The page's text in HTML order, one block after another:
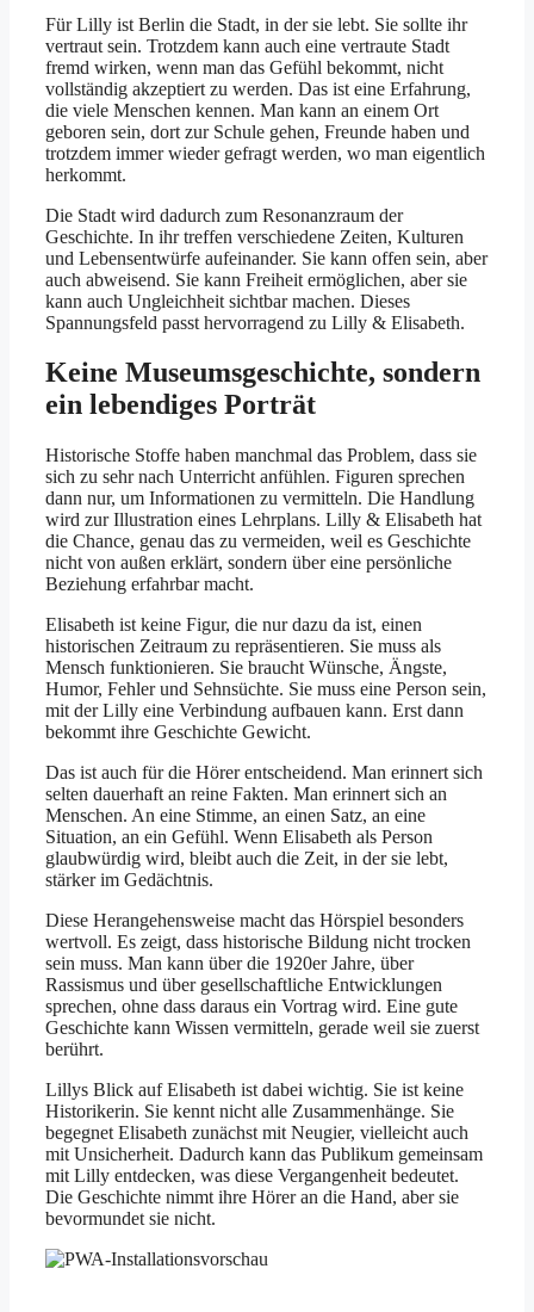
Für Lilly ist Berlin die Stadt, in der sie lebt. Sie sollte ihr
vertraut sein. Trotzdem kann auch eine vertraute Stadt
fremd wirken, wenn man das Gefühl bekommt, nicht
vollständig akzeptiert zu werden. Das ist eine Erfahrung,
die viele Menschen kennen. Man kann an einem Ort
geboren sein, dort zur Schule gehen, Freunde haben und
trotzdem immer wieder gefragt werden, wo man eigentlich
herkommt.
Die Stadt wird dadurch zum Resonanzraum der
Geschichte. In ihr treffen verschiedene Zeiten, Kulturen
und Lebensentwürfe aufeinander. Sie kann offen sein, aber
auch abweisend. Sie kann Freiheit ermöglichen, aber sie
kann auch Ungleichheit sichtbar machen. Dieses
Spannungsfeld passt hervorragend zu Lilly & Elisabeth.
Keine Museumsgeschichte, sondern
ein lebendiges Porträt
Historische Stoffe haben manchmal das Problem, dass sie
sich zu sehr nach Unterricht anfühlen. Figuren sprechen
dann nur, um Informationen zu vermitteln. Die Handlung
wird zur Illustration eines Lehrplans. Lilly & Elisabeth hat
die Chance, genau das zu vermeiden, weil es Geschichte
nicht von außen erklärt, sondern über eine persönliche
Beziehung erfahrbar macht.
Elisabeth ist keine Figur, die nur dazu da ist, einen
historischen Zeitraum zu repräsentieren. Sie muss als
Mensch funktionieren. Sie braucht Wünsche, Ängste,
Humor, Fehler und Sehnsüchte. Sie muss eine Person sein,
mit der Lilly eine Verbindung aufbauen kann. Erst dann
bekommt ihre Geschichte Gewicht.
Das ist auch für die Hörer entscheidend. Man erinnert sich
selten dauerhaft an reine Fakten. Man erinnert sich an
Menschen. An eine Stimme, an einen Satz, an eine
Situation, an ein Gefühl. Wenn Elisabeth als Person
glaubwürdig wird, bleibt auch die Zeit, in der sie lebt,
stärker im Gedächtnis.
Diese Herangehensweise macht das Hörspiel besonders
wertvoll. Es zeigt, dass historische Bildung nicht trocken
sein muss. Man kann über die 1920er Jahre, über
Rassismus und über gesellschaftliche Entwicklungen
sprechen, ohne dass daraus ein Vortrag wird. Eine gute
Geschichte kann Wissen vermitteln, gerade weil sie zuerst
berührt.
Lillys Blick auf Elisabeth ist dabei wichtig. Sie ist keine
Historikerin. Sie kennt nicht alle Zusammenhänge. Sie
begegnet Elisabeth zunächst mit Neugier, vielleicht auch
mit Unsicherheit. Dadurch kann das Publikum gemeinsam
mit Lilly entdecken, was diese Vergangenheit bedeutet.
Die Geschichte nimmt ihre Hörer an die Hand, aber sie
bevormundet sie nicht.